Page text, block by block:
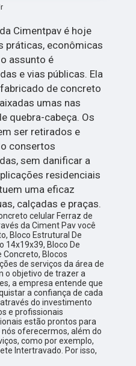
Cimentpav é hoje
práticas, econômicas
assunto é
e vias públicas. Ela
de concreto
umas nas
quebra-cabeça. Os
ser retirados e
consertos
sem danificar a
residenciais
uma eficaz
calçadas e praças.
celular Ferraz de
da Ciment Pav você
Bloco Estrutural De
14x19x39, Bloco De
Concreto, Blocos
de serviços da área de
o objetivo de trazer a
a empresa entende que
a confiança de cada
do investimento
e profissionais
estão prontos para
oferecermos, além do
como por exemplo,
Intertravado. Por isso,